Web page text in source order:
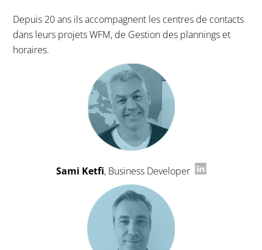
Depuis 20 ans ils accompagnent les centres de contacts
dans leurs projets WFM, de Gestion des plannings et
horaires.
Sami Ketfi, Business Developer